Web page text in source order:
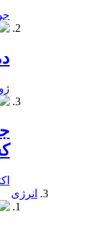
انرژی